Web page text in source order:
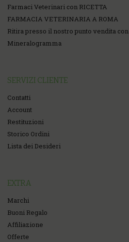
Farmaci Veterinari con RICETTA
FARMACIA VETERINARIA A ROMA
Ritira presso il nostro punto vendita
Mineralogramma
SERVIZI CLIENTE
Contatti
Account
Restituzioni
Storico Ordini
Lista dei Desideri
EXTRA
Marchi
Buoni Regalo
Affiliazione
Offerte